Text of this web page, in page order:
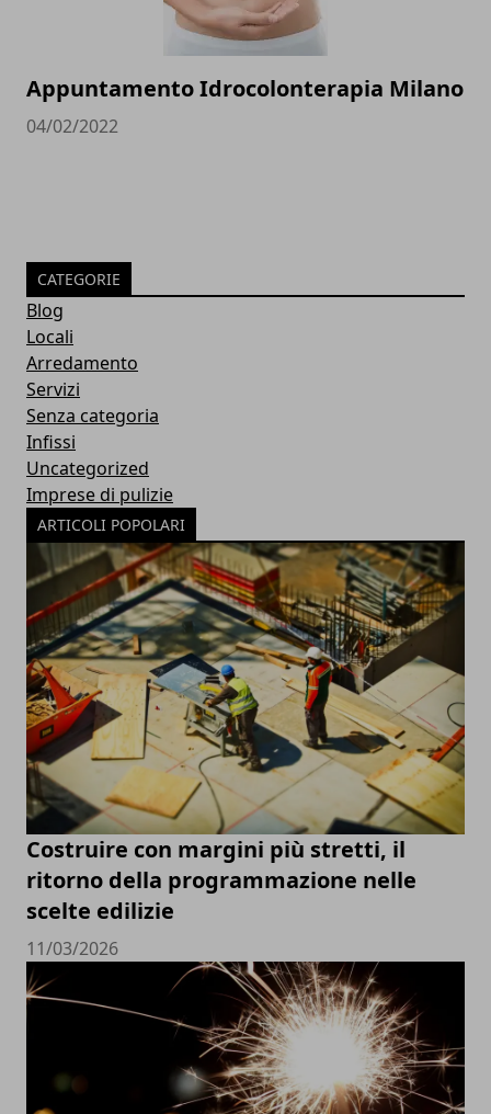
Appuntamento Idrocolonterapia Milano
04/02/2022
CATEGORIE
Blog
Locali
Arredamento
Servizi
Senza categoria
Infissi
Uncategorized
Imprese di pulizie
ARTICOLI POPOLARI
Costruire con margini più stretti, il
ritorno della programmazione nelle
scelte edilizie
11/03/2026